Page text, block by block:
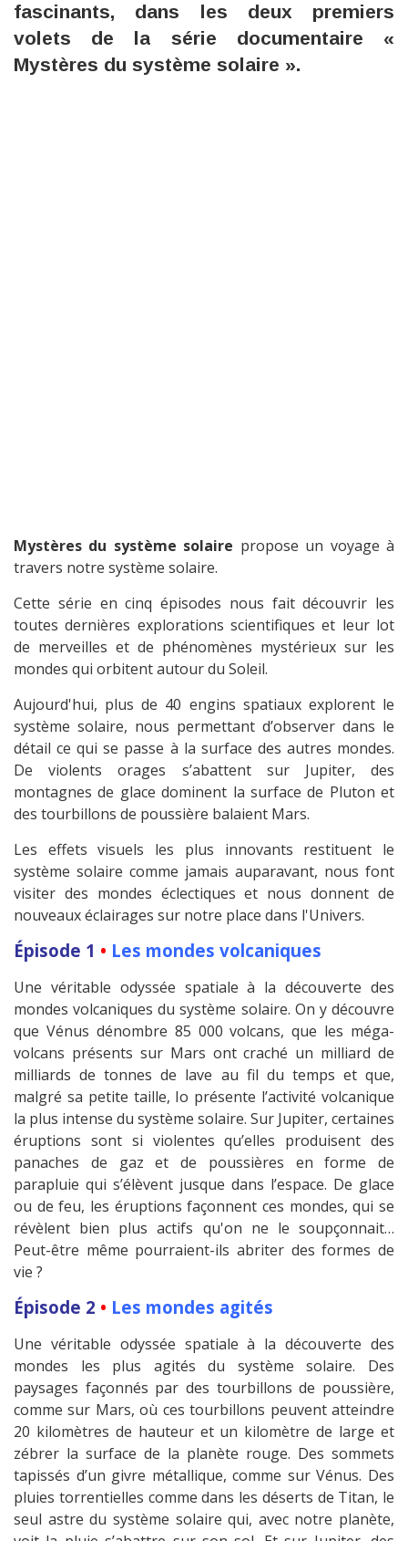
fascinants, dans les deux premiers
volets de la série documentaire «
Mystères du système solaire ».
Mystères du système solaire propose un voyage à
travers notre système solaire.
Cette série en cinq épisodes nous fait découvrir les
toutes dernières explorations scientifiques et leur lot
de merveilles et de phénomènes mystérieux sur les
mondes qui orbitent autour du Soleil.
Aujourd'hui, plus de 40 engins spatiaux explorent le
système solaire, nous permettant d’observer dans le
détail ce qui se passe à la surface des autres mondes.
De violents orages s’abattent sur Jupiter, des
montagnes de glace dominent la surface de Pluton et
des tourbillons de poussière balaient Mars.
Les effets visuels les plus innovants restituent le
système solaire comme jamais auparavant, nous font
visiter des mondes éclectiques et nous donnent de
nouveaux éclairages sur notre place dans l'Univers.
Épisode 1 • Les mondes volcaniques
Une véritable odyssée spatiale à la découverte des
mondes volcaniques du système solaire. On y découvre
que Vénus dénombre 85 000 volcans, que les méga-
volcans présents sur Mars ont craché un milliard de
milliards de tonnes de lave au fil du temps et que,
malgré sa petite taille, Io présente l’activité volcanique
la plus intense du système solaire. Sur Jupiter, certaines
éruptions sont si violentes qu’elles produisent des
panaches de gaz et de poussières en forme de
parapluie qui s’élèvent jusque dans l’espace. De glace
ou de feu, les éruptions façonnent ces mondes, qui se
révèlent bien plus actifs qu'on ne le soupçonnait…
Peut-être même pourraient-ils abriter des formes de
vie ?
Épisode 2 • Les mondes agités
Une véritable odyssée spatiale à la découverte des
mondes les plus agités du système solaire. Des
paysages façonnés par des tourbillons de poussière,
comme sur Mars, où ces tourbillons peuvent atteindre
20 kilomètres de hauteur et un kilomètre de large et
zébrer la surface de la planète rouge. Des sommets
tapissés d’un givre métallique, comme sur Vénus. Des
pluies torrentielles comme dans les déserts de Titan, le
seul astre du système solaire qui, avec notre planète,